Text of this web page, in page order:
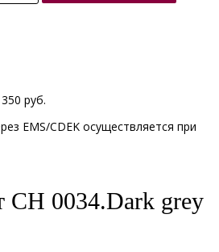
руб.
EMS/CDEK осуществляется при
CH 0034.Dark grey